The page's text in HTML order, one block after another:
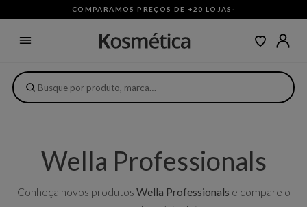
COMPARAMOS PREÇOS DE +20 LOJAS ·
Wella Professionals
Conheça novos produtos Wella Professionals e compare o